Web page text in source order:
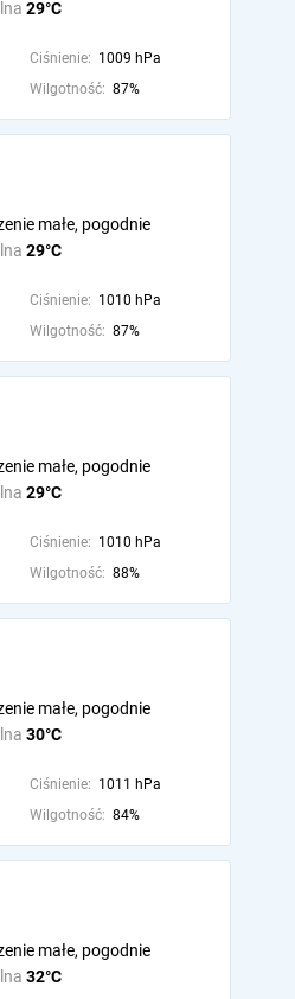
29°C
Ciśnienie: 1009 hPa
Wilgotność: 87%
29°C
małe, pogodnie
Ciśnienie: 1010 hPa
Wilgotność: 87%
29°C
małe, pogodnie
Ciśnienie: 1010 hPa
Wilgotność: 88%
30°C
małe, pogodnie
Ciśnienie: 1011 hPa
Wilgotność: 84%
32°C
małe, pogodnie